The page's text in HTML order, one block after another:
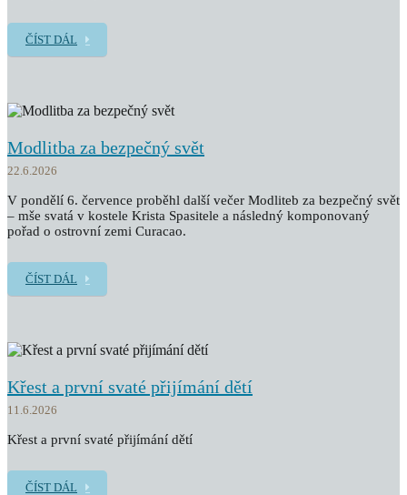
ČÍST DÁL
Modlitba za bezpečný svět
22.6.2026
V pondělí 6. července proběhl další večer Modliteb za bezpečný svět
– mše svatá v kostele Krista Spasitele a následný komponovaný
pořad o ostrovní zemi Curacao.
ČÍST DÁL
Křest a první svaté přijímání dětí
11.6.2026
Křest a první svaté přijímání dětí
ČÍST DÁL